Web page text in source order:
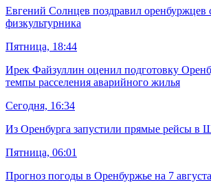
Евгений Солнцев поздравил оренбуржцев
физкультурника
Пятница, 18:44
Ирек Файзуллин оценил подготовку
темпы расселения аварийного жилья
Сегодня, 16:34
Из Оренбурга запустили прямые рейсы в
Пятница, 06:01
Прогноз погоды в Оренбуржье на 7 августа